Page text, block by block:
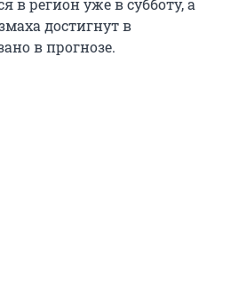
в регион уже в субботу, а
достигнут в
в прогнозе.